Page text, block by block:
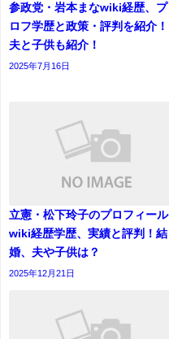
参政党・岩本まなwiki経歴、プ
ロフ学歴と政策・評判を紹介！
夫と子供も紹介！
2025年7月16日
立憲・松下玲子のプロフィール
wiki経歴学歴、実績と評判！結
婚、夫や子供は？
2025年12月21日